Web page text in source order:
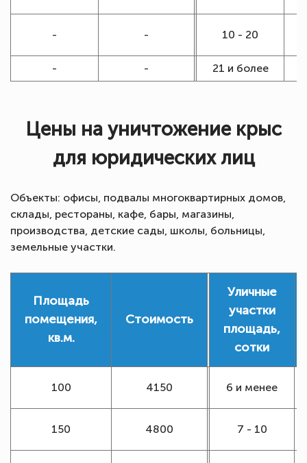
- - 10 - 20
- - 21 и более
Цены на уничтожение крыс
для юридических лиц
Объекты: офисы, подвалы многоквартирных домов,
склады, рестораны, кафе, бары, магазины,
производства, детские сады, школы, больницы,
земельные участки.
Площадь
помещения,
кв.м.
Стоимость
Уличные
участки
площадь,
сотки
100 4150 6 и менее
150 4800 7 - 10